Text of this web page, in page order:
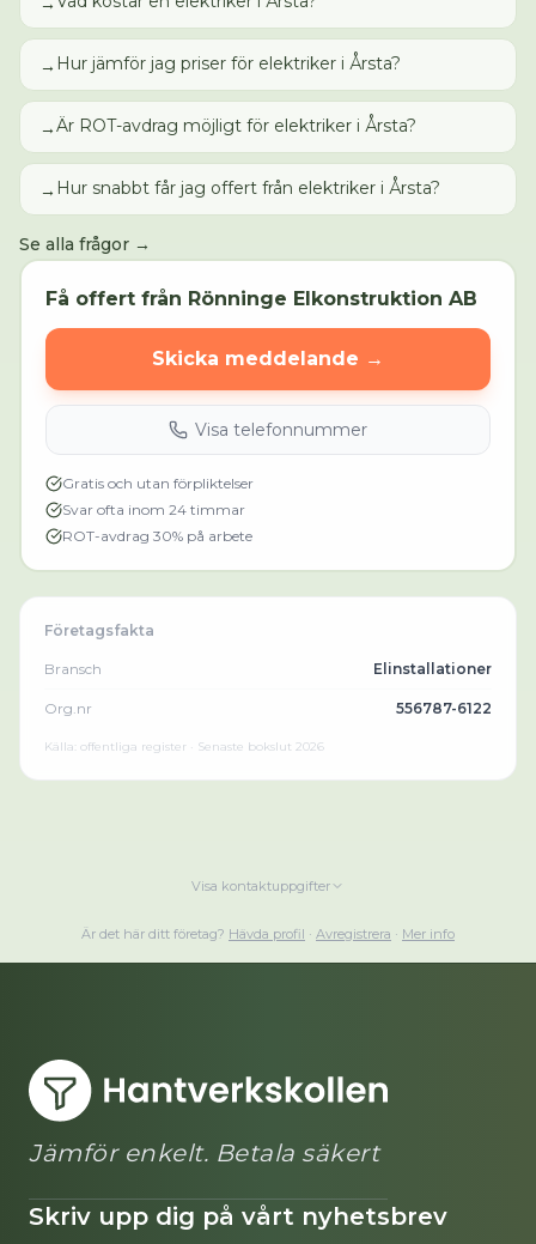
→ Hur jämför jag priser för elektriker i Årsta?
→Är ROT-avdrag möjligt för elektriker i Årsta?
→ Hur snabbt får jag offert från elektriker i Årsta?
Se alla frågor →
Få offert från Rönninge Elkonstruktion AB
Skicka meddelande →
Visa telefonnummer
Gratis och utan förpliktelser
Svar ofta inom 24 timmar
ROT-avdrag 30% på arbete
Företagsfakta
Bransch Elinstallationer
Org.nr 556787-6122
Källa: offentliga register · Senaste bokslut 2026
Visa kontaktuppgifter
Är det här ditt företag? Hävda profil · Avregistrera · Mer info
Jämför enkelt. Betala säkert
Skriv upp dig på vårt nyhetsbrev